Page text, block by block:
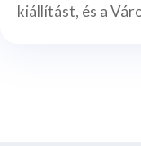
kiállítást, és a